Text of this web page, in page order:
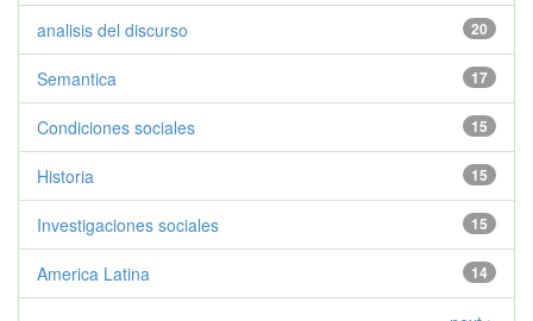
20
analisis del discurso
17
Semantica
15
Condiciones sociales
15
Historia
15
Investigaciones sociales
14
America Latina